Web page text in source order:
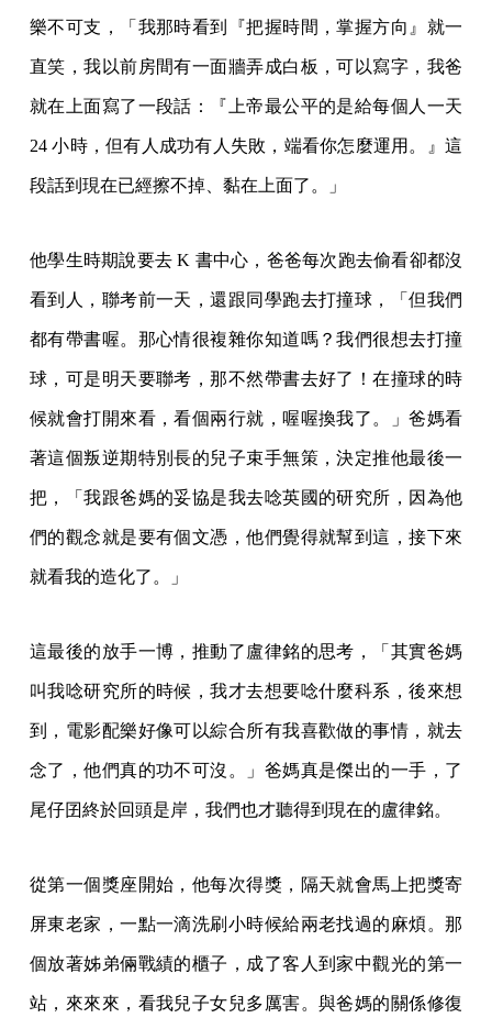
樂不可支，「我那時看到『把握時間，掌握方向』就一
直笑，我以前房間有一面牆弄成白板，可以寫字，我爸
就在上面寫了一段話：『上帝最公平的是給每個人一天
24 小時，但有人成功有人失敗，端看你怎麼運用。』這
段話到現在已經擦不掉、黏在上面了。」
他學生時期說要去 K 書中心，爸爸每次跑去偷看卻都沒
看到人，聯考前一天，還跟同學跑去打撞球，「但我們
都有帶書喔。那心情很複雜你知道嗎？我們很想去打撞
球，可是明天要聯考，那不然帶書去好了！在撞球的時
候就會打開來看，看個兩行就，喔喔換我了。」爸媽看
著這個叛逆期特別長的兒子束手無策，決定推他最後一
把，「我跟爸媽的妥協是我去唸英國的研究所，因為他
們的觀念就是要有個文憑，他們覺得就幫到這，接下來
就看我的造化了。」
這最後的放手一博，推動了盧律銘的思考，「其實爸媽
叫我唸研究所的時候，我才去想要唸什麼科系，後來想
到，電影配樂好像可以綜合所有我喜歡做的事情，就去
念了，他們真的功不可沒。」爸媽真是傑出的一手，了
尾仔囝終於回頭是岸，我們也才聽得到現在的盧律銘。
從第一個獎座開始，他每次得獎，隔天就會馬上把獎寄
屏東老家，一點一滴洗刷小時候給兩老找過的麻煩。那
個放著姊弟倆戰績的櫃子，成了客人到家中觀光的第一
站，來來來，看我兒子女兒多厲害。與爸媽的關係修復